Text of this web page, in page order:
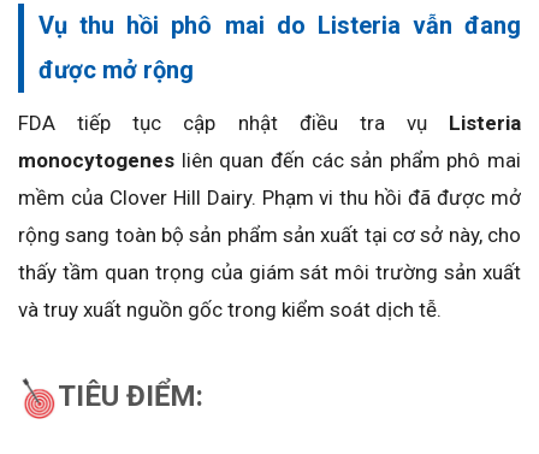
Vụ thu hồi phô mai do Listeria vẫn đang
được mở rộng
FDA tiếp tục cập nhật điều tra vụ Listeria
monocytogenes liên quan đến các sản phẩm phô mai
mềm của Clover Hill Dairy. Phạm vi thu hồi đã được mở
rộng sang toàn bộ sản phẩm sản xuất tại cơ sở này, cho
thấy tầm quan trọng của giám sát môi trường sản xuất
và truy xuất nguồn gốc trong kiểm soát dịch tễ.
TIÊU ĐIỂM: